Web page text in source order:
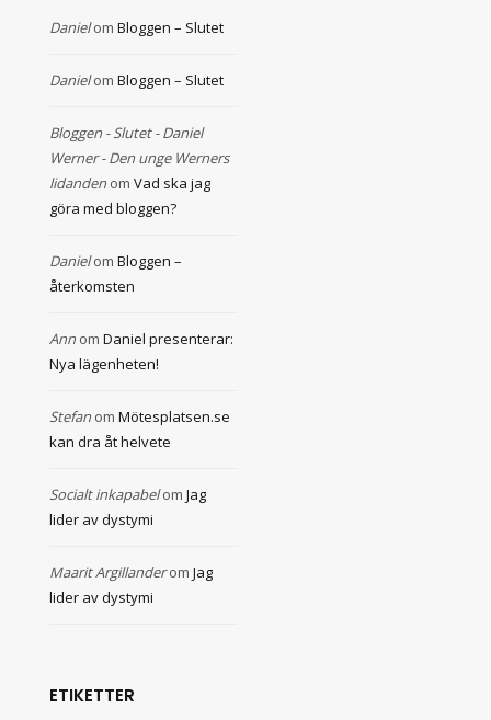
Danielom Bloggen – Slutet
Danielom Bloggen – Slutet
Bloggen - Slutet - Daniel
Werner - Den unge Werners
lidanden om Vad ska jag
göra med bloggen?
Danielom Bloggen –
återkomsten
Ann om Daniel presenterar:
Nya lägenheten!
Stefan om Mötesplatsen.se
kan dra åt helvete
Socialt inkapabelom Jag
lider av dystymi
Maarit Argillanderom Jag
lider av dystymi
ETIKETTER